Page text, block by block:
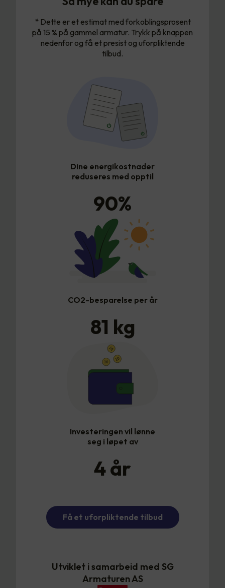
* Dette er et estimat med forkoblingsprosent
på 15 % på gammel armatur. Trykk på knappen
nedenfor og få et presist og uforpliktende
tilbud.
Dine energikostnader
reduseres med opptil
90%
CO2-besparelse per år
81 kg
Investeringen vil lønne
seg i løpet av
4år
Få et uforpliktende tilbud
Utviklet i samarbeid med SG
Armaturen AS